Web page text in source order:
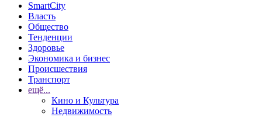
SmartCity
Власть
Общество
Тенденции
Здоровье
Экономика и бизнес
Происшествия
Транспорт
ещё...
Кино и Культура
Недвижимость